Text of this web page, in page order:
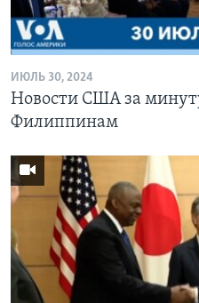
Learning English
СОЦИАЛЬНЫЕ СЕТИ
Языки
ИЮЛЬ 30, 2024
Новости США за
Филиппинам